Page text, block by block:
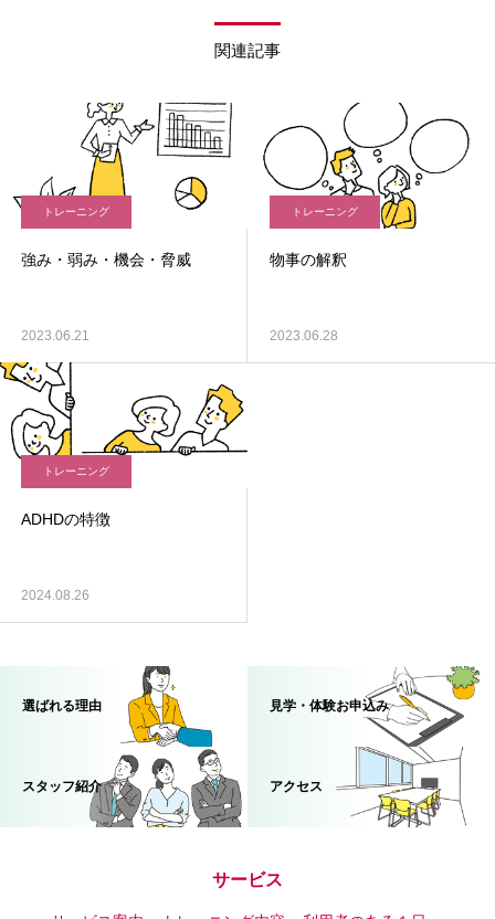
関連記事
トレーニング
強み・弱み・機会・脅威
2023.06.21
トレーニング
物事の解釈
2023.06.28
トレーニング
ADHDの特徴
2024.08.26
選ばれる理由 見学・体験お申込み
スタッフ紹介 アクセス
サービス